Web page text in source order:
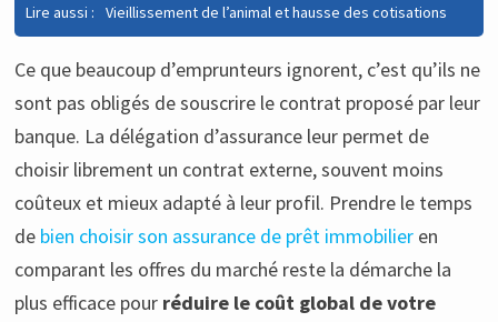
Lire aussi : Vieillissement de l’animal et hausse des cotisations
Ce que beaucoup d’emprunteurs ignorent, c’est qu’ils ne
sont pas obligés de souscrire le contrat proposé par leur
banque. La délégation d’assurance leur permet de
choisir librement un contrat externe, souvent moins
coûteux et mieux adapté à leur profil. Prendre le temps
de bien choisir son assurance de prêt immobilieren
comparant les offres du marché reste la démarche la
plus efficace pour réduire le coût global de votre